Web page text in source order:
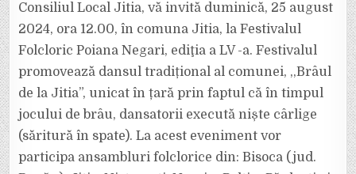
A,
PE
25
AUGUST
LA
Consiliul Local Jitia, vă invită duminică, 25 august
2024, ora 12.00, în comuna Jitia, la Festivalul
Folcloric Poiana Negari, ediţia a LV -a. Festivalul
promovează dansul tradițional al comunei, ,,Brâul
de la Jitia”, unicat în țară prin faptul că în timpul
jocului de brâu, dansatorii execută niște cârlige
(săritură în spate). La acest eveniment vor
participa ansambluri folclorice din: Bisoca (jud.